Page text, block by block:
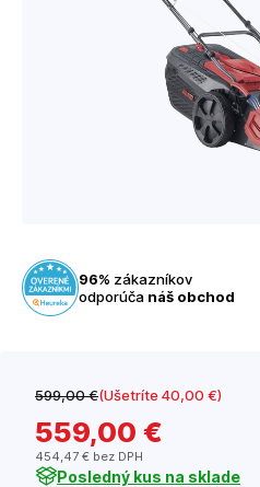
96% zákazníkov
odporúča náš obchod
599,00 €(Ušetríte 40,00 €)
559,00 €
454,47 € bez DPH
Posledný kus na sklade